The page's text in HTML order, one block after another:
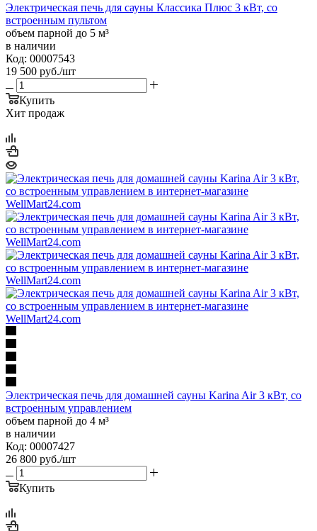
Электрическая печь для сауны Классика Плюс 3 кВт, со
встроенным пультом
объем парной до 5 м³
в наличии
Код: 00007543
19 500 руб./шт
Купить
Хит продаж
Электрическая печь для домашней сауны Karina Air 3 кВт, со
встроенным управлением
объем парной до 4 м³
в наличии
Код: 00007427
26 800 руб./шт
Купить